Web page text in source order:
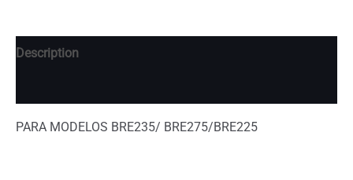
Description
PARA MODELOS BRE235/ BRE275/BRE225